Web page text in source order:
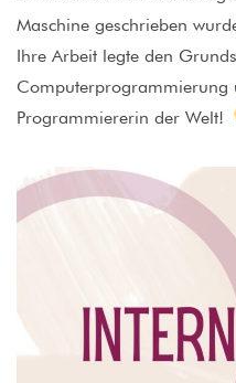
Maschine geschrieben
Ihre Arbeit legte den
Computerprogrammierung
Programmiererin der Welt!